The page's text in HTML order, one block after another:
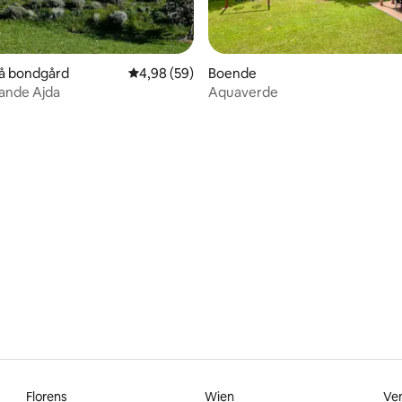
betyg, 21 omdömen
bondgård 4,98 av 5 i genomsnittligt betyg, 59
4,98 (59)
Ajda
Boende
Aquaverde
Florens Wien